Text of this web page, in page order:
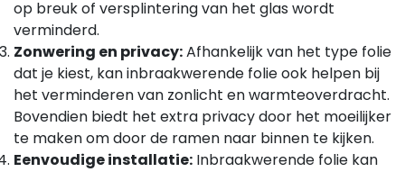
op breuk of versplintering van het glas wordt
verminderd.
Zonwering en privacy:Afhankelijk van het type folie
dat je kiest, kan inbraakwerende folie ook helpen bij
het verminderen van zonlicht en warmteoverdracht.
Bovendien biedt het extra privacy door het moeilijker
te maken om door de ramen naar binnen te kijken.
Eenvoudige installatie: Inbraakwerende folie kan